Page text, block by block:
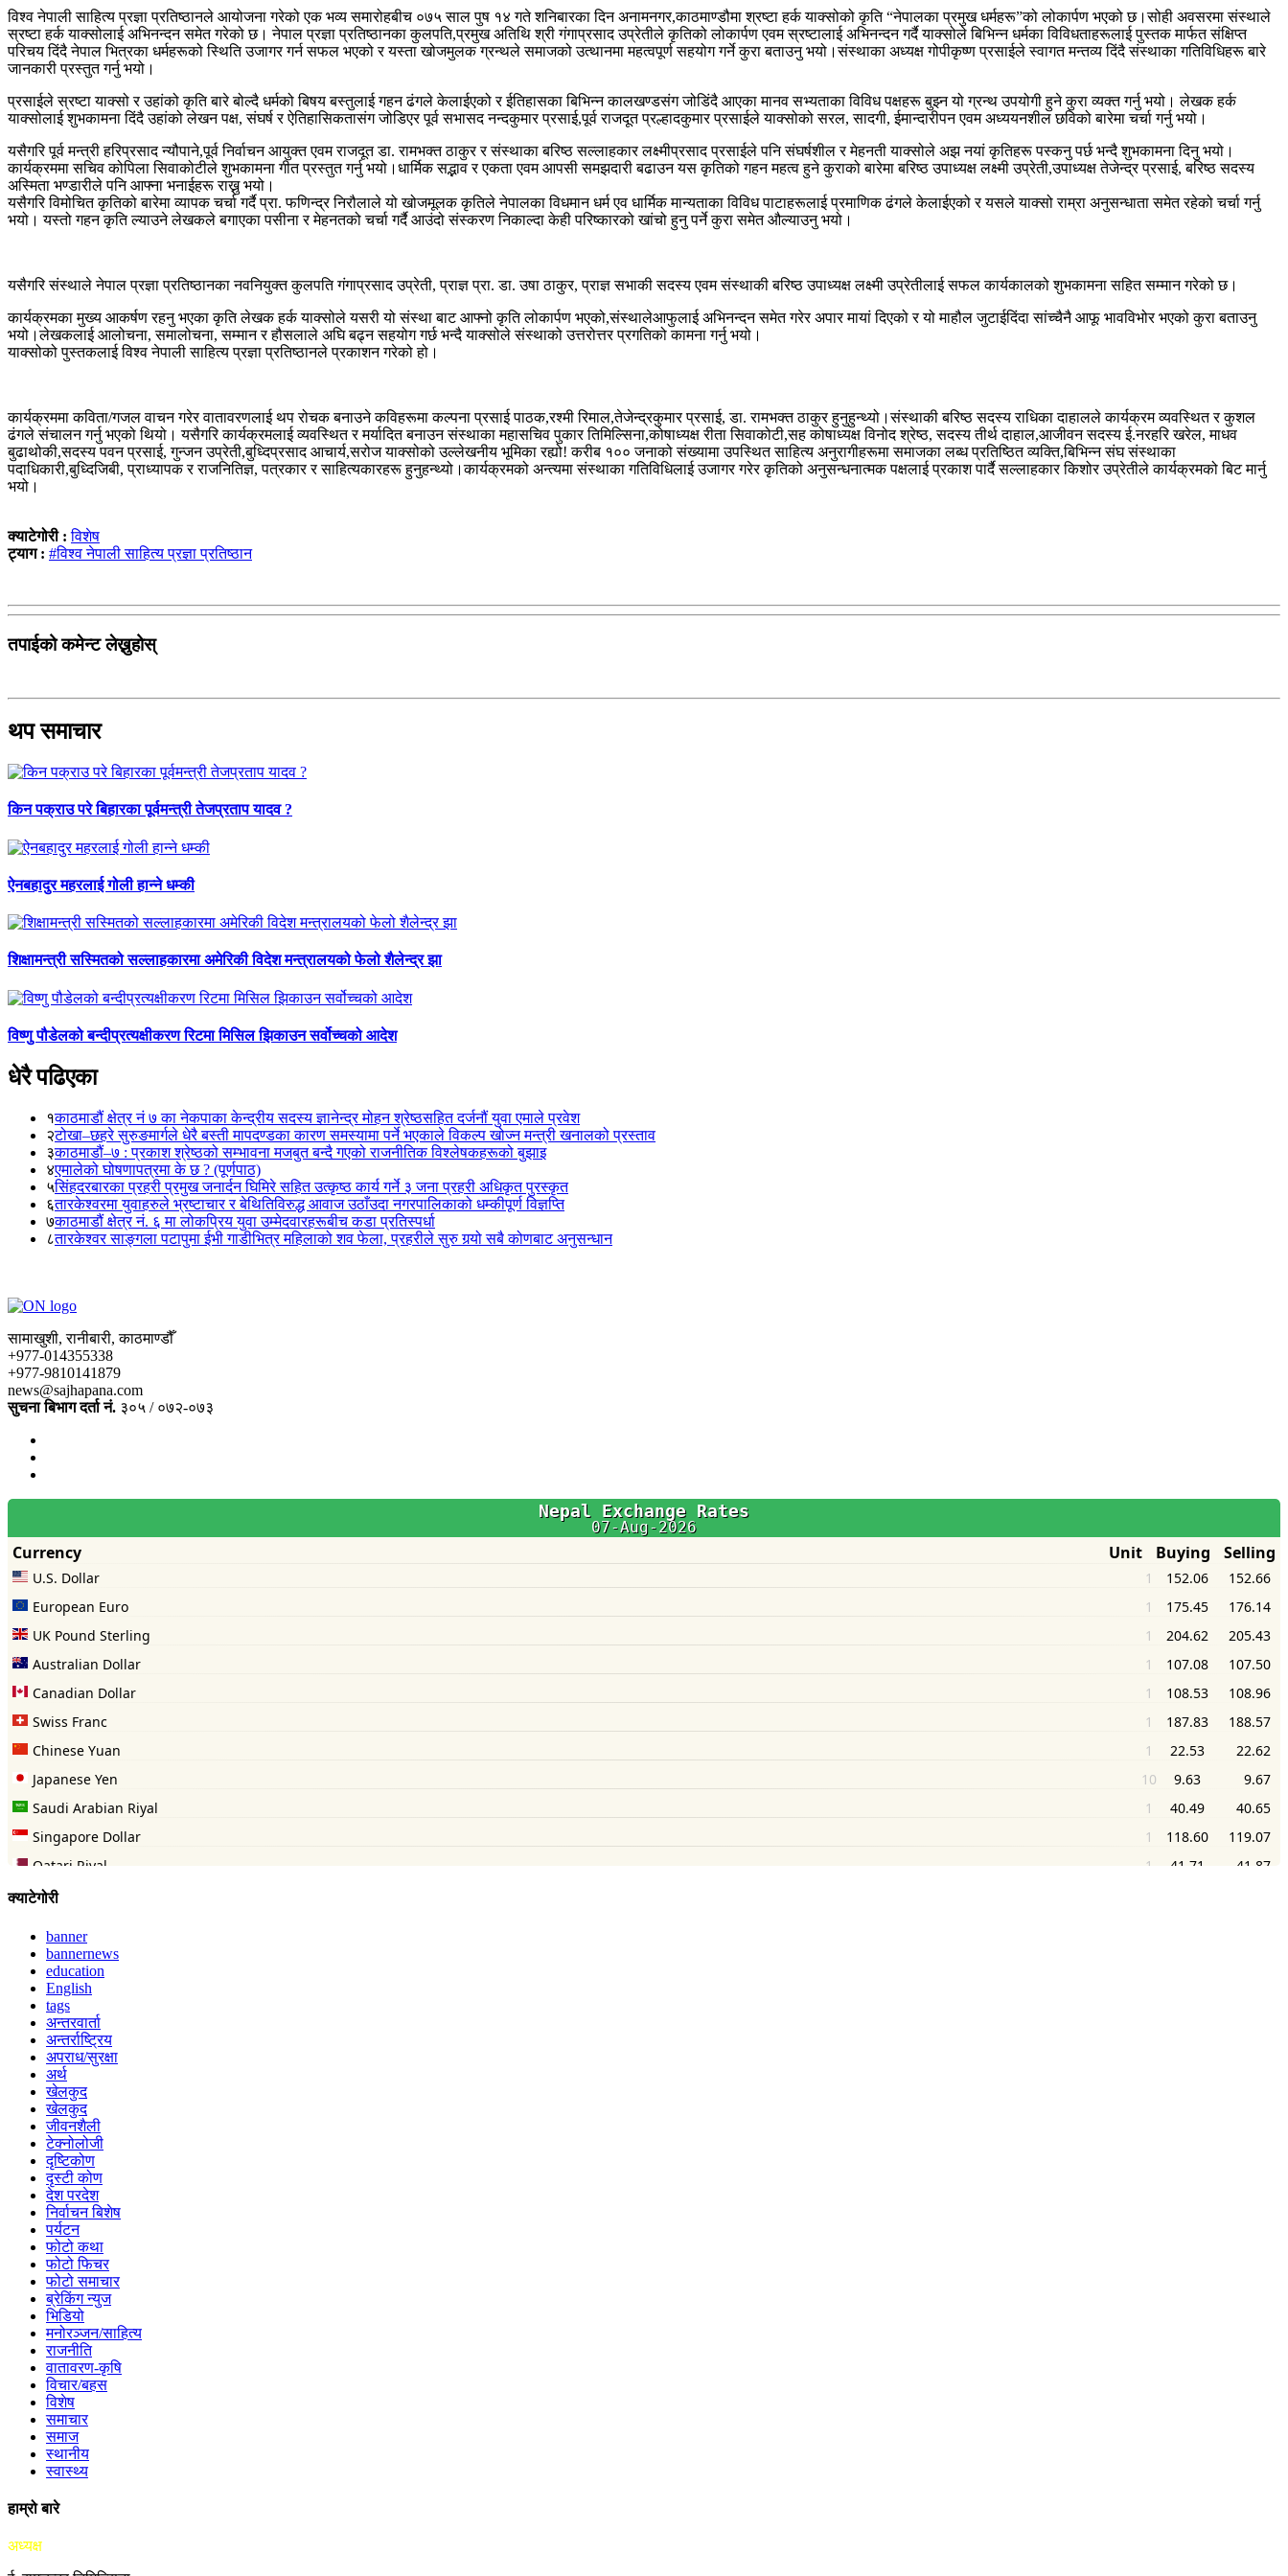
विश्व नेपाली साहित्य प्रज्ञा प्रतिष्ठानले आयोजना गरेको एक भव्य समारोहबीच ०७५ साल पुष १४ गते शनिबारका दिन अनामनगर,काठमाण्डौमा श्रष्टा हर्क याक्सोको कृति “नेपालका प्रमुख धर्महरू”को लोकार्पण भएको छ।सोही अवसरमा संस्थाले
स्रष्टा हर्क याक्सोलाई अभिनन्दन समेत गरेको छ। नेपाल प्रज्ञा प्रतिष्ठानका कुलपति,प्रमुख अतिथि श्री गंगाप्रसाद उप्रेतीले कृतिको लोकार्पण एवम स्रष्टालाई अभिनन्दन गर्दै याक्सोले बिभिन्न धर्मका विविधताहरूलाई पुस्तक मार्फत संक्षिप्त
परिचय दिंदै नेपाल भित्रका धर्महरूको स्थिति उजागर गर्न सफल भएको र यस्ता खोजमुलक ग्रन्थले समाजको उत्थानमा महत्वपूर्ण सहयोग गर्ने कुरा बताउनु भयो।संस्थाका अध्यक्ष गोपीकृष्ण प्रसाईले स्वागत मन्तव्य दिंदै संस्थाका गतिविधिहरू बारे
जानकारी प्रस्तुत गर्नु भयो।
प्रसाईले स्रष्टा याक्सो र उहांको कृति बारे बोल्दै धर्मको बिषय बस्तुलाई गहन ढंगले केलाईएको र ईतिहासका बिभिन्न कालखण्डसंग जोडिंदै आएका मानव सभ्यताका विविध पक्षहरू बुझ्न यो ग्रन्थ उपयोगी हुने कुरा व्यक्त गर्नु भयो। लेखक हर्क
याक्सोलाई शुभकामना दिंदै उहांको लेखन पक्ष, संघर्ष र ऐतिहासिकतासंग जोडिएर पूर्व सभासद नन्दकुमार प्रसाई,पूर्व राजदूत प्रल्हादकुमार प्रसाईले याक्सोको सरल, सादगी, ईमान्दारीपन एवम अध्ययनशील छविको बारेमा चर्चा गर्नु भयो।
यसैगरि पूर्व मन्त्री हरिप्रसाद न्यौपाने,पूर्व निर्वाचन आयुक्त एवम राजदूत डा. रामभक्त ठाकुर र संस्थाका बरिष्ठ सल्लाहकार लक्ष्मीप्रसाद प्रसाईले पनि संघर्षशील र मेहनती याक्सोले अझ नयां कृतिहरू पस्कनु पर्छ भन्दै शुभकामना दिनु भयो।
कार्यक्रममा सचिव कोपिला सिवाकोटीले शुभकामना गीत प्रस्तुत गर्नु भयो।धार्मिक सद्भाव र एकता एवम आपसी समझदारी बढाउन यस कृतिको गहन महत्व हुने कुराको बारेमा बरिष्ठ उपाध्यक्ष लक्ष्मी उप्रेती,उपाध्यक्ष तेजेन्द्र प्रसाई, बरिष्ठ सदस्य
अस्मिता भण्डारीले पनि आफ्ना भनाईहरू राख्नु भयो।
यसैगरि विमोचित कृतिको बारेमा व्यापक चर्चा गर्दै प्रा. फणिन्द्र निरौलाले यो खोजमूलक कृतिले नेपालका विधमान धर्म एव धार्मिक मान्यताका विविध पाटाहरूलाई प्रमाणिक ढंगले केलाईएको र यसले याक्सो राम्रा अनुसन्धाता समेत रहेको चर्चा गर्नु
भयो। यस्तो गहन कृति ल्याउने लेखकले बगाएका पसीना र मेहनतको चर्चा गर्दै आउंदो संस्करण निकाल्दा केही परिष्कारको खांचो हुनु पर्ने कुरा समेत औल्याउनु भयो।
यसैगरि संस्थाले नेपाल प्रज्ञा प्रतिष्ठानका नवनियुक्त कुलपति गंगाप्रसाद उप्रेती, प्राज्ञ प्रा. डा. उषा ठाकुर, प्राज्ञ सभाकी सदस्य एवम संस्थाकी बरिष्ठ उपाध्यक्ष लक्ष्मी उप्रेतीलाई सफल कार्यकालको शुभकामना सहित सम्मान गरेको छ।
कार्यक्रमका मुख्य आकर्षण रहनु भएका कृति लेखक हर्क याक्सोले यसरी यो संस्था बाट आफ्नो कृति लोकार्पण भएको,संस्थालेआफुलाई अभिनन्दन समेत गरेर अपार मायां दिएको र यो माहौल जुटाईदिंदा सांच्चैनै आफू भावविभोर भएको कुरा बताउनु
भयो।लेखकलाई आलोचना, समालोचना, सम्मान र हौसलाले अघि बढ्न सहयोग गर्छ भन्दै याक्सोले संस्थाको उत्तरोत्तर प्रगतिको कामना गर्नु भयो।
याक्सोको पुस्तकलाई विश्व नेपाली साहित्य प्रज्ञा प्रतिष्ठानले प्रकाशन गरेको हो।
कार्यक्रममा कविता/गजल वाचन गरेर वातावरणलाई थप रोचक बनाउने कविहरूमा कल्पना प्रसाई पाठक,रश्मी रिमाल,तेजेन्द्रकुमार प्रसाई, डा. रामभक्त ठाकुर हुनुहुन्थ्यो।संस्थाकी बरिष्ठ सदस्य राधिका दाहालले कार्यक्रम व्यवस्थित र कुशल
ढंगले संचालन गर्नु भएको थियो। यसैगरि कार्यक्रमलाई व्यवस्थित र मर्यादित बनाउन संस्थाका महासचिव पुकार तिमिल्सिना,कोषाध्यक्ष रीता सिवाकोटी,सह कोषाध्यक्ष विनोद श्रेष्ठ, सदस्य तीर्थ दाहाल,आजीवन सदस्य ई.नरहरि खरेल, माधव
बुढाथोकी,सदस्य पवन प्रसाई, गुन्जन उप्रेती,बुध्दिप्रसाद आचार्य,सरोज याक्सोको उल्लेखनीय भूमिका रह्यो! करीब १०० जनाको संख्यामा उपस्थित साहित्य अनुरागीहरूमा समाजका लब्ध प्रतिष्ठित व्यक्ति,बिभिन्न संघ संस्थाका
पदाधिकारी,बुध्दिजिबी, प्राध्यापक र राजनितिज्ञ, पत्रकार र साहित्यकारहरू हुनुहन्थ्यो।कार्यक्रमको अन्त्यमा संस्थाका गतिविधिलाई उजागर गरेर कृतिको अनुसन्धनात्मक पक्षलाई प्रकाश पार्दै सल्लाहकार किशोर उप्रेतीले कार्यक्रमको बिट मार्नु
भयो।
क्याटेगोरी :विशेष
ट्याग : #विश्व नेपाली साहित्य प्रज्ञा प्रतिष्ठान
तपाईको कमेन्ट लेख्नुहोस्
थप समाचार
किन पक्राउ परे बिहारका पूर्वमन्त्री तेजप्रताप यादव ?
ऐनबहादुर महरलाई गोली हान्ने धम्की
शिक्षामन्त्री सस्मितको सल्लाहकारमा अमेरिकी विदेश मन्त्रालयको फेलो शैलेन्द्र झा
विष्णु पौडेलको बन्दीप्रत्यक्षीकरण रिटमा मिसिल झिकाउन सर्वोच्चको आदेश
धेरै पढिएका
१काठमाडौं क्षेत्र नं ७ का नेकपाका केन्द्रीय सदस्य ज्ञानेन्द्र मोहन श्रेष्ठसहित दर्जनौं युवा एमाले प्रवेश
२टोखा–छहरे सुरुङमार्गले धेरै बस्ती मापदण्डका कारण समस्यामा पर्ने भएकाले विकल्प खोज्न मन्त्री खनालको प्रस्ताव
३काठमाडौं–७ : प्रकाश श्रेष्ठको सम्भावना मजबुत बन्दै गएको राजनीतिक विश्लेषकहरूको बुझाइ
४एमालेको घोषणापत्रमा के छ ? (पूर्णपाठ)
५सिंहदरबारका प्रहरी प्रमुख जनार्दन घिमिरे सहित उत्कृष्ठ कार्य गर्ने ३ जना प्रहरी अधिकृत पुरस्कृत
६तारकेश्वरमा युवाहरुले भ्रष्टाचार र बेथितिविरुद्ध आवाज उठाँउदा नगरपालिकाको धम्कीपूर्ण विज्ञप्ति
७काठमाडौं क्षेत्र नं. ६ मा लोकप्रिय युवा उम्मेदवारहरूबीच कडा प्रतिस्पर्धा
८तारकेश्वर साङ्गला पटापुमा ईभी गाडीभित्र महिलाको शव फेला, प्रहरीले सुरु गर्‍यो सबै कोणबाट अनुसन्धान
सामाखुशी, रानीबारी, काठमाण्डौँ
+977-014355338
+977-9810141879
news@sajhapana.com
सुचना बिभाग दर्ता नं. ३०५ / ०७२-०७३
क्याटेगोरी
banner
bannernews
education
English
tags
अन्तरवार्ता
अन्तर्राष्ट्रिय
अपराध/सुरक्षा
अर्थ
खेलकुद
खेलकुद
जीवनशैली
टेक्नोलोजी
दृष्टिकोण
दृस्टी कोण
देश परदेश
निर्वाचन बिशेष
पर्यटन
फोटो कथा
फोटो फिचर
फोटो समाचार
ब्रेकिंग न्युज
भिडियो
मनोरञ्जन/साहित्य
राजनीति
वातावरण-कृषि
विचार/बहस
विशेष
समाचार
समाज
स्थानीय
स्वास्थ्य
हाम्रो बारे
अध्यक्ष